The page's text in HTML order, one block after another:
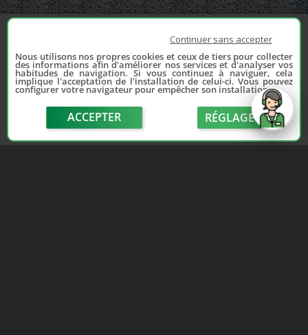
Continuer sans accepter
Nous utilisons nos propres cookies et ceux de tiers pour collecter
des informations afin d'améliorer nos services et d'analyser vos
habitudes de navigation. Si vous continuez à naviguer, cela
implique l'acceptation de l'installation de celui-ci. Vous pouvez
configurer votre navigateur pour empêcher son installation.
ACCEPTER RÉGLAGE